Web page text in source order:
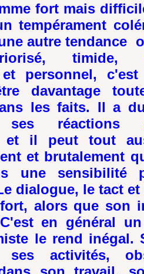
fort mais
tempérament
autre tendance
timide,
et personnel,
davantage
les faits. Il a
ses réactions
et il peut tout
et brutalement
une sensibilité
dialogue, le tact
alors que son
C'est en général
le rend inégal.
ses activités,